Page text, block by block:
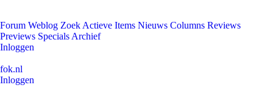
Forum Weblog Zoek Actieve Items Nieuws Columns Reviews
Previews Specials Archief
Inloggen
fok.nl
Inloggen